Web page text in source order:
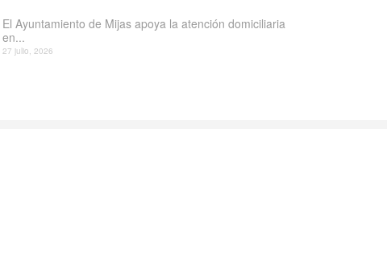
El Ayuntamiento de Mijas apoya la atención domiciliaria
en...
27 julio, 2026